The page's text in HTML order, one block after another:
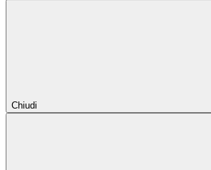
Chiudi